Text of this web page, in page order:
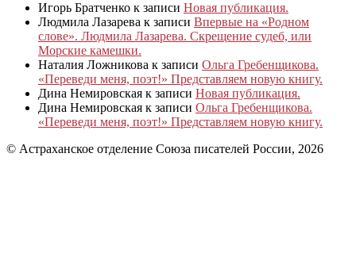
Игорь Братченко к записи Новая публикация.
Людмила Лазарева к записи Впервые на «Родном
слове». Людмила Лазарева. Скрещение судеб, или
Морские камешки.
Наталия Ложникова к записи Ольга Гребенщикова.
«Переведи меня, поэт!» Представляем новую книгу.
Дина Немировская к записи Новая публикация.
Дина Немировская к записи Ольга Гребенщикова.
«Переведи меня, поэт!» Представляем новую книгу.
© Астраханское отделение Союза писателей России, 2026